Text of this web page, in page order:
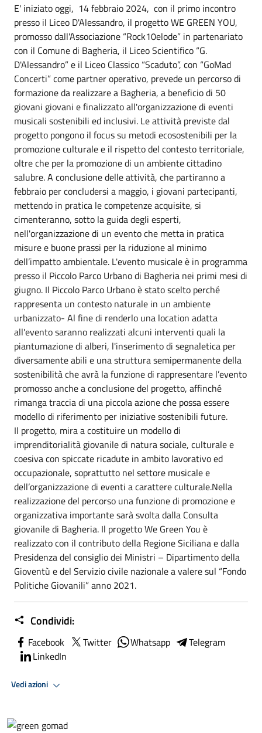
E' iniziato oggi, 14 febbraio 2024, con il primo incontro
presso il Liceo D'Alessandro, il progetto WE GREEN YOU,
promosso dall'Associazione “Rock10elode” in partenariato
con il Comune di Bagheria, il Liceo Scientifico “G.
D'Alessandro” e il Liceo Classico “Scaduto”, con “GoMad
Concerti” come partner operativo, prevede un percorso di
formazione da realizzare a Bagheria, a beneficio di 50
giovani giovani e finalizzato all'organizzazione di eventi
musicali sostenibili ed inclusivi. Le attività previste dal
progetto pongono il focus su metodi ecosostenibili per la
promozione culturale e il rispetto del contesto territoriale,
oltre che per la promozione di un ambiente cittadino
salubre. A conclusione delle attività, che partiranno a
febbraio per concludersi a maggio, i giovani partecipanti,
mettendo in pratica le competenze acquisite, si
cimenteranno, sotto la guida degli esperti,
nell'organizzazione di un evento che metta in pratica
misure e buone prassi per la riduzione al minimo
dell’impatto ambientale. L'evento musicale è in programma
presso il Piccolo Parco Urbano di Bagheria nei primi mesi di
giugno. Il Piccolo Parco Urbano è stato scelto perché
rappresenta un contesto naturale in un ambiente
urbanizzato- Al fine di renderlo una location adatta
all'evento saranno realizzati alcuni interventi quali la
piantumazione di alberi, l'inserimento di segnaletica per
diversamente abili e una struttura semipermanente della
sostenibilità che avrà la funzione di rappresentare l’evento
promosso anche a conclusione del progetto, affinché
rimanga traccia di una piccola azione che possa essere
modello di riferimento per iniziative sostenibili future.
Il progetto, mira a costituire un modello di
imprenditorialità giovanile di natura sociale, culturale e
coesiva con spiccate ricadute in ambito lavorativo ed
occupazionale, soprattutto nel settore musicale e
dell’organizzazione di eventi a carattere culturale.Nella
realizzazione del percorso una funzione di promozione e
organizzativa importante sarà svolta dalla Consulta
giovanile di Bagheria. Il progetto We Green You è
realizzato con il contributo della Regione Siciliana e dalla
Presidenza del consiglio dei Ministri – Dipartimento della
Gioventù e del Servizio civile nazionale a valere sul “Fondo
Politiche Giovanili” anno 2021.
Condividi:
Facebook Twitter Whatsapp
Telegram
LinkedIn
Vedi azioni